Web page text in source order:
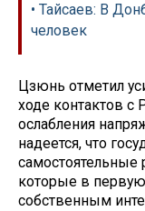
• Тайсаев: В
человек
Цзюнь отметил
ходе контактов с
ослабления
надеется, что
самостоятельные
которые в
собственным